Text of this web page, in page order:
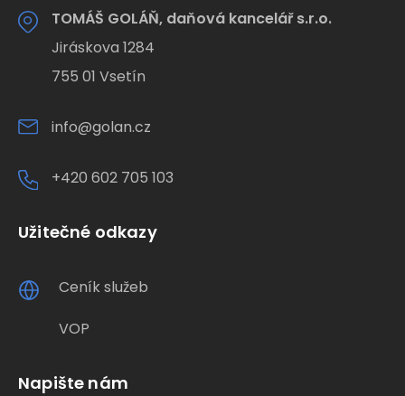
TOMÁŠ GOLÁŇ, daňová kancelář s.r.o.
Jiráskova 1284
755 01 Vsetín
info@golan.cz
+420 602 705 103
Užitečné odkazy
Ceník služeb
VOP
Napište nám